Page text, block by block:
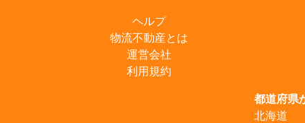
ヘルプ
物流不動産とは
運営会社
利用規約
都道府県
北海道